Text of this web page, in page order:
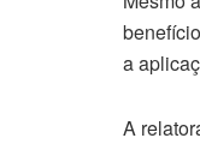
a
A